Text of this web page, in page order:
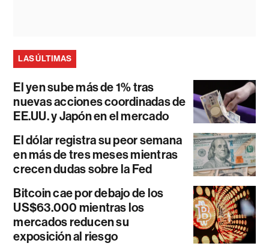
LAS ÚLTIMAS
El yen sube más de 1% tras
nuevas acciones coordinadas de
EE.UU. y Japón en el mercado
El dólar registra su peor semana
en más de tres meses mientras
crecen dudas sobre la Fed
Bitcoin cae por debajo de los
US$63.000 mientras los
mercados reducen su
exposición al riesgo